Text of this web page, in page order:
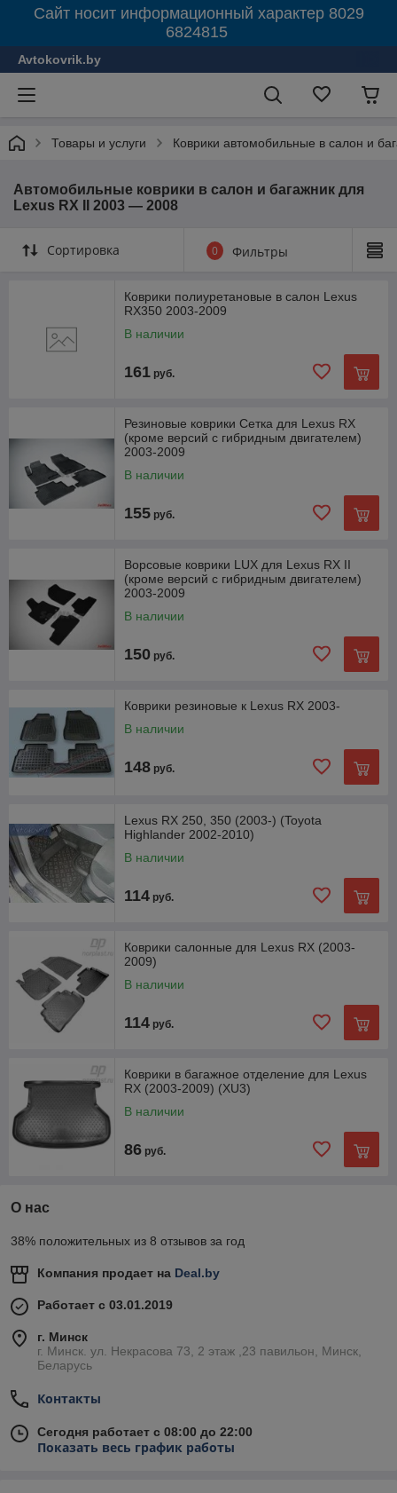
Сайт носит информационный характер 8029
6824815
Avtokovrik.by
Товары и услуги Коврики автомобильные в салон и
Автомобильные коврики в салон и багажник для
Lexus RX II 2003 — 2008
Сортировка 0 Фильтры
Коврики полиуретановые в салон Lexus
RX350 2003-2009
В наличии
161 руб.
Резиновые коврики Сетка для Lexus RX
(кроме версий с гибридным двигателем)
2003-2009
В наличии
155 руб.
Ворсовые коврики LUX для Lexus RX II
(кроме версий с гибридным двигателем)
2003-2009
В наличии
150 руб.
Коврики резиновые к Lexus RX 2003-
В наличии
148 руб.
Lexus RX 250, 350 (2003-) (Toyota
Highlander 2002-2010)
В наличии
114 руб.
Коврики салонные для Lexus RX (2003-
2009)
В наличии
114 руб.
Коврики в багажное отделение для Lexus
RX (2003-2009) (XU3)
В наличии
86 руб.
О нас
38% положительных из 8 отзывов за год
Компания продает на Deal.by
Работает с 03.01.2019
г. Минск
г. Минск. ул. Некрасова 73, 2 этаж ,23 павильон, Минск,
Беларусь
Контакты
Сегодня работает с 08:00 до 22:00
Показать весь график работы